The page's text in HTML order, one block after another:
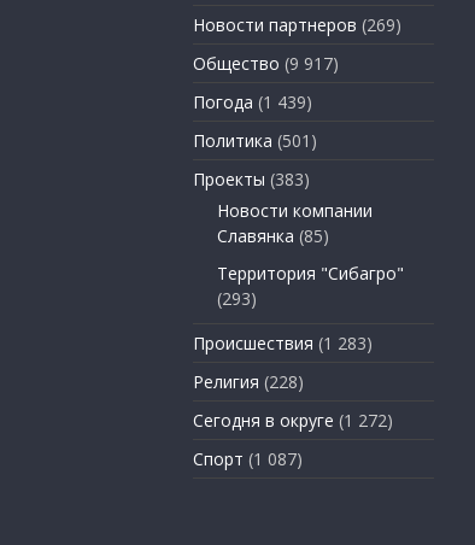
Новости партнеров (269)
Общество (9 917)
Погода (1 439)
Политика (501)
Проекты (383)
Новости компании
Славянка (85)
Территория "Сибагро"
(293)
Происшествия (1 283)
Религия (228)
Сегодня в округе (1 272)
Спорт (1 087)